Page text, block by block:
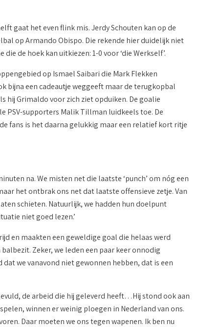
gaat het even flink mis. Jerdy Schouten kan op de
op Armando Obispo. Die rekende hier duidelijk niet
de hoek kan uitkiezen: 1-0 voor ‘die Werkself’.
op Ismael Saibari die Mark Flekken
bijna een cadeautje weggeeft maar de terugkopbal
hij Grimaldo voor zich ziet opduiken. De goalie
PSV-supporters Malik Tillman luidkeels toe. De
fans is het daarna gelukkig maar een relatief kort ritje
na. We misten net die laatste ‘punch’ om nóg een
het ontbrak ons net dat laatste offensieve zetje. Van
schieten. Natuurlijk, we hadden hun doelpunt
niet goed lezen.’
en maakten een geweldige goal die helaas werd
Zeker, we leden een paar keer onnodig
we vanavond niet gewonnen hebben, dat is een
de arbeid die hij geleverd heeft…Hij stond ook aan
winnen er weinig ploegen in Nederland van ons.
Daar moeten we ons tegen wapenen. Ik ben nu